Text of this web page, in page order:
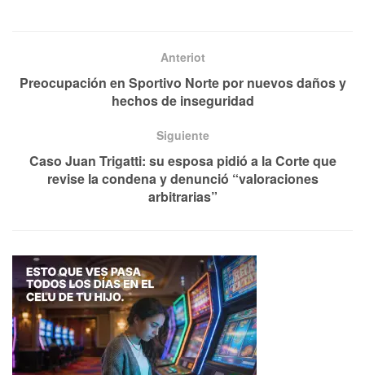
Anteriot
Preocupación en Sportivo Norte por nuevos daños y
hechos de inseguridad
Siguiente
Caso Juan Trigatti: su esposa pidió a la Corte que
revise la condena y denunció “valoraciones
arbitrarias”